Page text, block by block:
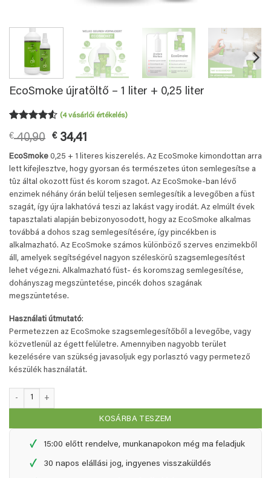
EcoSmoke újratöltő – 1 liter + 0,25 liter
4.5az 5-
értékelés
alapján
(4vásárlói értékelés)
€40,90 Original
was:
€ 40,90.
€34,41
price
is:
€ 34,41.
EcoSmoke 0,25 + 1 literes kiszerelés. Az EcoSmoke kimondottan arra
lett kifejlesztve, hogy gyorsan és természetes úton semlegesítse a
tûz által okozott füst és korom szagot. Az EcoSmoke-ban lévő
enzimek néhány órán belül teljesen semlegesítik a levegőben a füst
szagát, így újra lakhatóvá teszi az lakást vagy irodát. Az elmúlt évek
tapasztalati alapján bebizonyosodott, hogy az EcoSmoke alkalmas
továbbá a dohos szag semlegesítésére, így pincékben is
alkalmazható. Az EcoSmoke számos különböző szerves enzimekből
áll, amelyek segítségével nagyon széleskörû szagsemlegesítést
lehet végezni. Alkalmazható füst- és koromszag semlegesítése,
dohányszag megszüntetése, pincék dohos szagának
megszüntetése.
Használati útmutató:
Permetezzen az EcoSmoke szagsemlegesítőből a levegőbe, vagy
közvetlenül az égett felületre. Amennyiben nagyobb terület
kezelésére van szükség javasoljuk egy porlasztó vagy permetező
készülék használatát.
EcoSmoke újratöltő - 1 liter + 0,25 liter mennyiség
KOSÁRBA TESZEM
✓ 15:00 előtt rendelve, munkanapokon még ma feladjuk
✓ 30 napos elállási jog, ingyenes visszaküldés